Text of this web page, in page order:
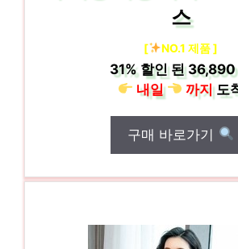
스
[ NO.1 제품 ]
31%할인 된36,890
내일
까지도
구매 바로가기